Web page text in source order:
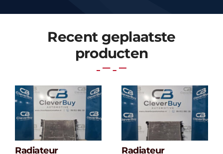
Recent geplaatste
producten
Radiateur
Radiateur